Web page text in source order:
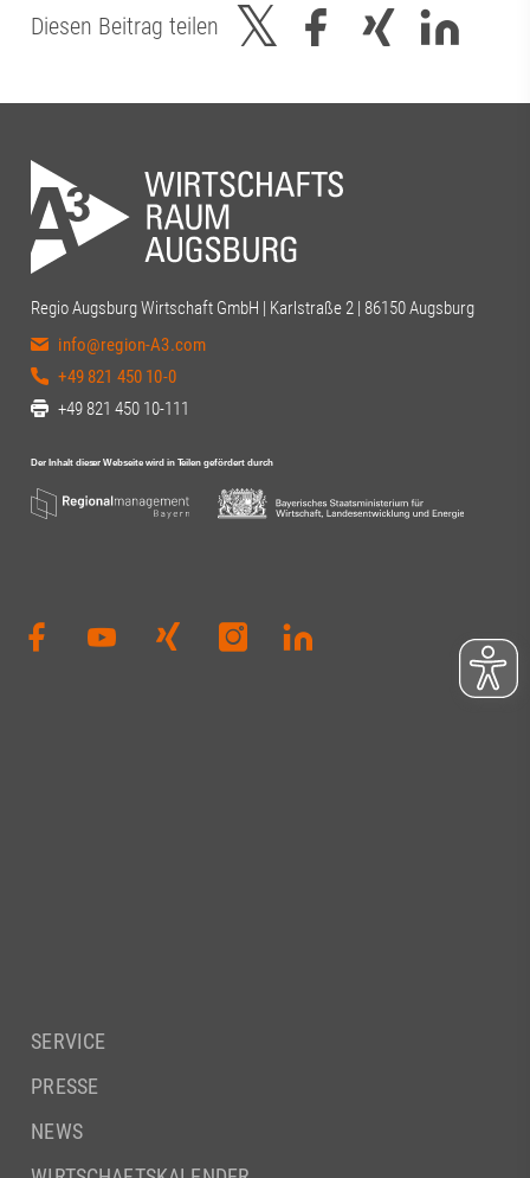
Diesen Beitrag teilen
Regio Augsburg Wirtschaft GmbH | Karlstraße 2 | 86150 Augsburg
info@region-A3.com
+49 821 450 10-0
+49 821 450 10-111
SERVICE
PRESSE
NEWS